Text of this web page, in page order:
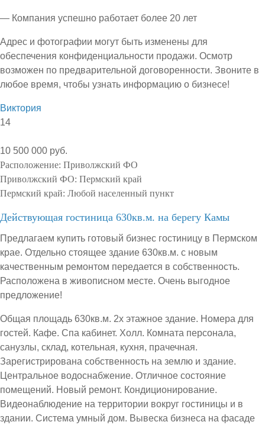
— Компания успешно работает более 20 лет
Адрес и фотографии могут быть изменены для
обеспечения конфиденциальности продажи. Осмотр
возможен по предварительной договоренности. Звоните в
любое время, чтобы узнать информацию о бизнесе!
Виктория
14
10 500 000 руб.
Расположение: Приволжский ФО
Приволжский ФО: Пермский край
Пермский край: Любой населенный пункт
Действующая гостиница 630кв.м. на берегу Камы
Предлагаем купить готовый бизнес гостиницу в Пермском
крае. Отдельно стоящее здание 630кв.м. с новым
качественным ремонтом передается в собственность.
Расположена в живописном месте. Очень выгодное
предложение!
Общая площадь 630кв.м. 2х этажное здание. Номера для
гостей. Кафе. Спа кабинет. Холл. Комната персонала,
санузлы, склад, котельная, кухня, прачечная.
Зарегистрирована собственность на землю и здание.
Центральное водоснабжение. Отличное состояние
помещений. Новый ремонт. Кондиционирование.
Видеонаблюдение на территории вокруг гостиницы и в
здании. Система умный дом. Вывеска бизнеса на фасаде